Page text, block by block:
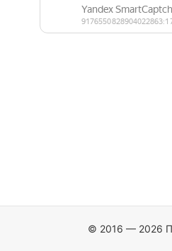
© 2016 — 2026